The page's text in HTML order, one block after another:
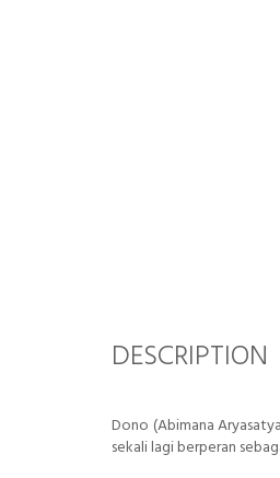
DESCRIPTION
Dono (Abimana
sekali lagi berperan